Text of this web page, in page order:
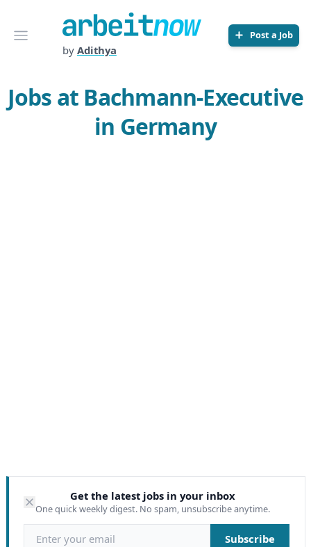
Open menu
Arbeitnow
by Adithya
Post a Job
Jobs at Bachmann-Executive
in Germany
Get the latest jobs in your inbox
One quick weekly digest. No spam, unsubscribe anytime.
Email address Subscribe